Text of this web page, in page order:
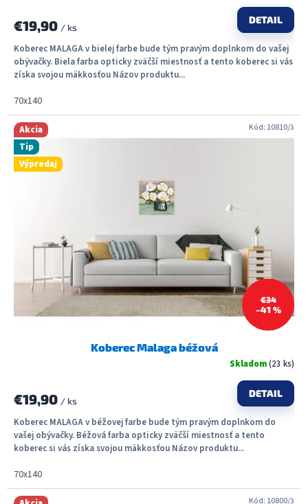
€19,90 / ks
DETAIL
Koberec MALAGA v bielej farbe bude tým pravým doplnkom do vašej
obývačky. Biela farba opticky zväčší miestnosť a tento koberec si vás
získa svojou mäkkosťou Názov produktu...
70x140
Akcia
Tip
Výpredaj
€34
–41 %
Koberec Malaga béžová
Skladom(23 ks)
€19,90 / ks
DETAIL
Koberec MALAGA v béžovej farbe bude tým pravým doplnkom do
vašej obývačky. Béžová farba opticky zväčší miestnosť a tento
koberec si vás získa svojou mäkkosťou Názov produktu...
70x140
Kód: 10810/3
Kód: 10800/3